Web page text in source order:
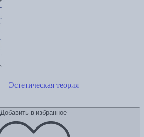
Эстетическая теория
Добавить в избранное